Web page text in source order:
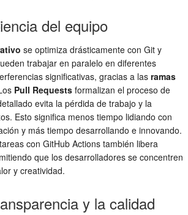
del equipo
se optimiza drásticamente con Git y
trabajar en paralelo en diferentes
significativas, gracias a las ramas
Pull Requests formalizan el proceso de
evita la pérdida de trabajo y la
Esto significa menos tiempo lidiando con
y más tiempo desarrollando e innovando.
con GitHub Actions también libera
que los desarrolladores se concentren
y creatividad.
y la calidad